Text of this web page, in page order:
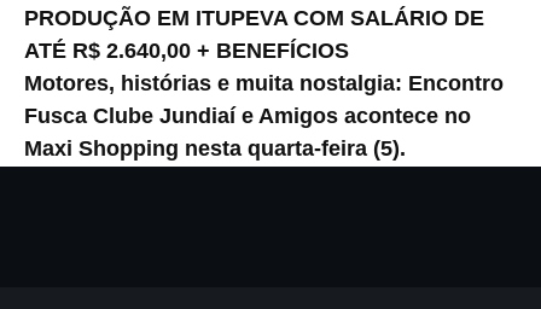
PRODUÇÃO EM ITUPEVA COM SALÁRIO DE
ATÉ R$ 2.640,00 + BENEFÍCIOS
Motores, histórias e muita nostalgia: Encontro
Fusca Clube Jundiaí e Amigos acontece no
Maxi Shopping nesta quarta-feira (5).